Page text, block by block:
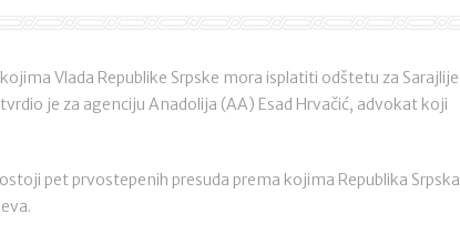
Vlada Republike Srpske mora isplatiti odštetu za Sarajlije
je za agenciju Anadolija (AA) Esad Hrvačić, advokat koji
pet prvostepenih presuda prema kojima Republika Srpska